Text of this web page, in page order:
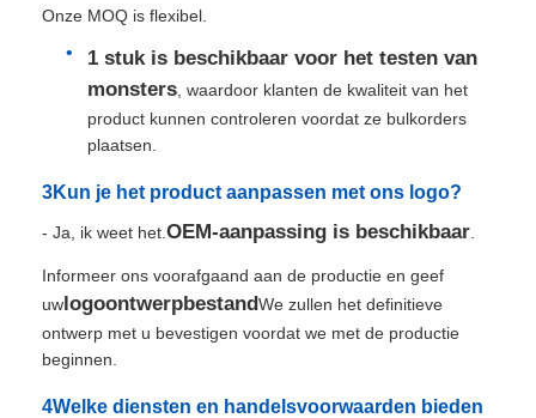
Onze MOQ is flexibel.
1 stuk is beschikbaar voor het testen van
monsters , waardoor klanten de kwaliteit van het
product kunnen controleren voordat ze bulkorders
plaatsen.
3Kun je het product aanpassen met ons logo?
- Ja, ik weet het.OEM-aanpassing is beschikbaar
Informeer ons voorafgaand aan de productie en geef
uwlogoontwerpbestandWe zullen het definitieve
ontwerp met u bevestigen voordat we met de productie
beginnen.
4Welke diensten en handelsvoorwaarden bieden